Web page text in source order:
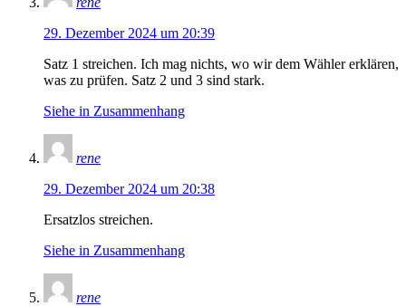
29. Dezember 2024 um 20:39
Satz 1 streichen. Ich mag nichts, wo wir dem Wähler erklären,
was zu prüfen. Satz 2 und 3 sind stark.
Siehe in Zusammenhang
rene
29. Dezember 2024 um 20:38
Ersatzlos streichen.
Siehe in Zusammenhang
rene